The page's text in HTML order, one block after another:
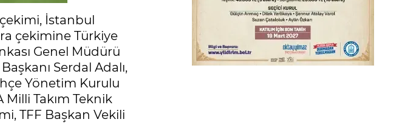
İstanbul
çekimine Türkiye
Genel Müdürü
Serdal Adalı,
Yönetim Kurulu
Milli Takım Teknik
TFF Başkan Vekili
Tarihi eser kaçakçısı Bursa'da sert kayaya
çarptı
Erdoğan, Suudi Arabistan'dan ayrıldı